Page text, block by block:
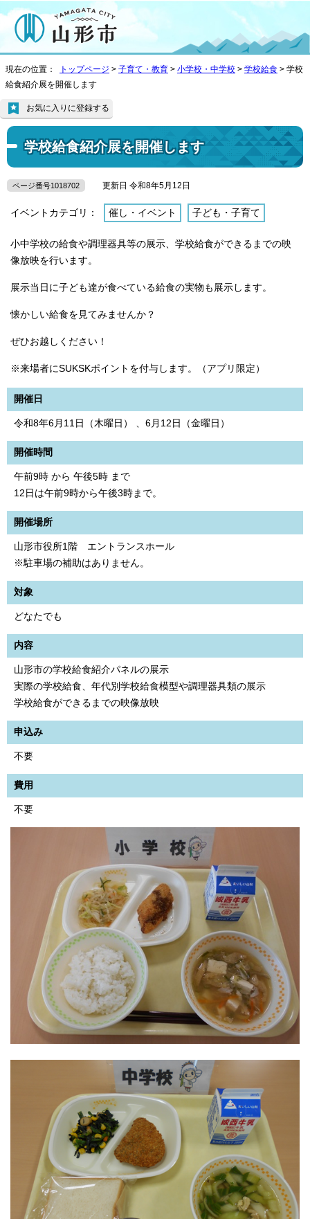
現在の位置： トップページ > 子育て・教育 > 小学校・中学校 > 学校給食 > 学校
給食紹介展を開催します
学校給食紹介展を開催します
お気に入りに登録する
ページ番号1018702 更新日 令和8年5月12日
イベントカテゴリ： 催し・イベント 子ども・子育て
小中学校の給食や調理器具等の展示、学校給食ができるまでの映
像放映を行います。
展示当日に子ども達が食べている給食の実物も展示します。
懐かしい給食を見てみませんか？
ぜひお越しください！
※来場者にSUKSKポイントを付与します。（アプリ限定）
開催日
令和8年6月11日（木曜日） 、6月12日（金曜日）
開催時間
午前9時 から 午後5時 まで
12日は午前9時から午後3時まで。
開催場所
山形市役所1階 エントランスホール
※駐車場の補助はありません。
対象
どなたでも
内容
山形市の学校給食紹介パネルの展示
実際の学校給食、年代別学校給食模型や調理器具類の展示
学校給食ができるまでの映像放映
申込み
不要
費用
不要